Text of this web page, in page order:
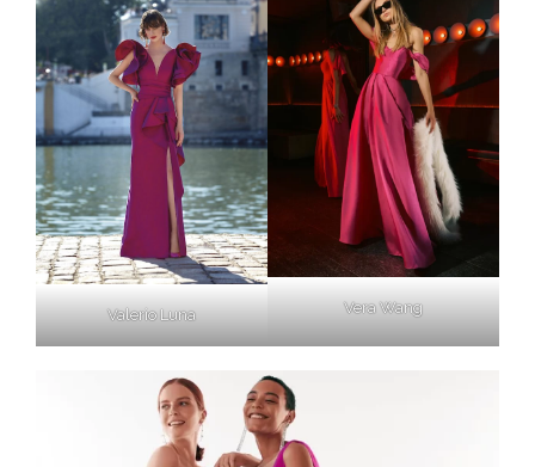
Valerio Luna Vera Wang